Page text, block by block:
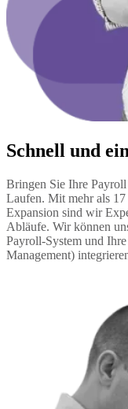
Schnell und
Bringen Sie Ihre
Laufen. Mit mehr als
Expansion sind wir
Abläufe. Wir können
Payroll-System und
Management)